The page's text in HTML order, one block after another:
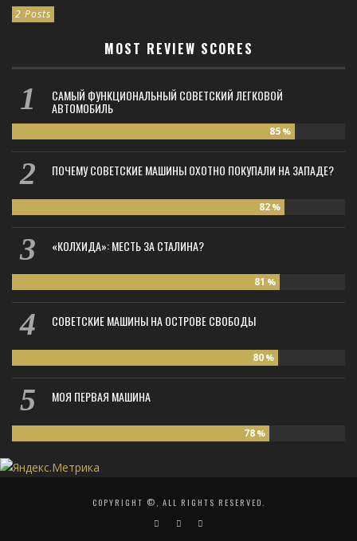
2 Posts
MOST REVIEW SCORES
САМЫЙ ФУНКЦИОНАЛЬНЫЙ СОВЕТСКИЙ ЛЕГКОВОЙ
АВТОМОБИЛЬ
85 %
ПОЧЕМУ СОВЕТСКИЕ МАШИНЫ ОХОТНО ПОКУПАЛИ НА ЗАПАДЕ?
82 %
«КОЛХИДА»: МЕСТЬ ЗА СТАЛИНА?
81 %
СОВЕТСКИЕ МАШИНЫ НА ОСТРОВЕ СВОБОДЫ
80 %
МОЯ ПЕРВАЯ МАШИНА
78 %
COPYRIGHT ©, ALL RIGHTS RESERVED.